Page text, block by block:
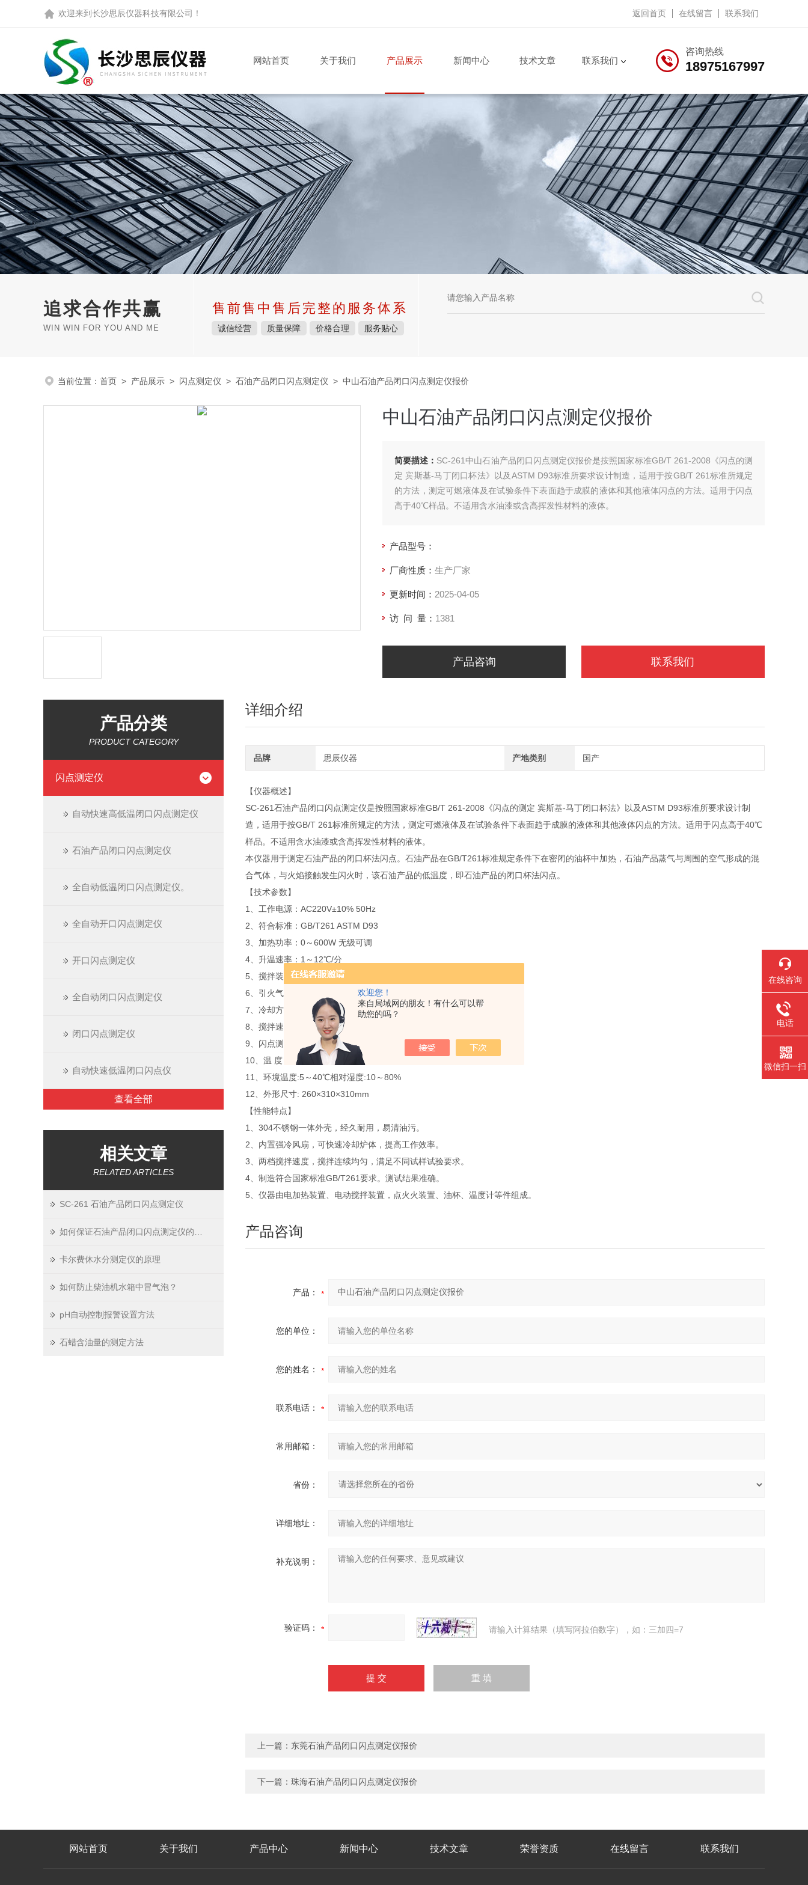
欢迎您！
来自局域网的朋友！有什么可以帮
助您的吗？
欢迎来到 长沙思辰仪器科技有限公司 ！ 返回首页 在线留言 联系我们
咨询热线
18975167997
网站首页 关于我们 产品展示 新闻中心 技术文章 联系我们
追求合作共赢
WIN WIN FOR YOU AND ME
售前售中售后完整的服务体系
诚信经营 质量保障 价格合理 服务贴心
当前位置： 首页 > 产品展示 > 闪点测定仪 > 石油产品闭口闪点测定仪 > 中山石油产品闭口闪点测定仪报价
中山石油产品闭口闪点测定仪报价
简要描述： SC-261中山石油产品闭口闪点测定仪报价是按照国家标准GB/T 261-2008《闪点的测
定 宾斯基-马丁闭口杯法》以及ASTM D93标准所要求设计制造，适用于按GB/T 261标准所规定
的方法，测定可燃液体及在试验条件下表面趋于成膜的液体和其他液体闪点的方法。适用于闪点
高于40℃样品。不适用含水油漆或含高挥发性材料的液体。
产品型号：
厂商性质： 生产厂家
更新时间： 2025-04-05
访 问 量： 1381
产品咨询 联系我们
产品分类
PRODUCT CATEGORY
闪点测定仪
自动快速高低温闭口闪点测定仪
石油产品闭口闪点测定仪
全自动低温闭口闪点测定仪。
全自动开口闪点测定仪
开口闪点测定仪
全自动闭口闪点测定仪
闭口闪点测定仪
自动快速低温闭口闪点仪
查看全部
相关文章
RELATED ARTICLES
SC-261 石油产品闭口闪点测定仪
卡尔费休水分测定仪的原理
如何防止柴油机水箱中冒气泡？
pH自动控制报警设置方法
石蜡含油量的测定方法
详细介绍
品牌 思辰仪器 产地类别 国产
【仪器概述】
SC-261石油产品闭口闪点测定仪是按照国家标准GB/T 261-2008《闪点的测定 宾斯基-马丁闭口杯法》以及ASTM D93标准所要求设计制
造，适用于按GB/T 261标准所规定的方法，测定可燃液体及在试验条件下表面趋于成膜的液体和其他液体闪点的方法。适用于闪点高于40℃
样品。不适用含水油漆或含高挥发性材料的液体。
本仪器用于测定石油产品的闭口杯法闪点。石油产品在GB/T261标准规定条件下在密闭的油杯中加热，石油产品蒸气与周围的空气形成的混
合气体，与火焰接触发生闪火时，该石油产品的低温度，即石油产品的闭口杯法闪点。
【技术参数】
1、工作电源：AC220V±10% 50Hz
2、符合标准：GB/T261 ASTM D93
3、加热功率：0～600W 无级可调
4、升温速率：1～12℃/分
5、搅拌装置：软轴联结电机搅拌
6、引火气源：民用可燃气
7、冷却方式：内置强冷风扇
8、搅拌速度：A：90～120转/分，B：250±10转/分
9、闪点测定器：符合SH/T0315技术条件
10、温 度 计：符合GB/T514技术条件
11、环境温度:5～40℃相对湿度:10～80%
12、外形尺寸: 260×310×310mm
【性能特点】
1、304不锈钢一体外壳，经久耐用，易清油污。
2、内置强冷风扇，可快速冷却炉体，提高工作效率。
3、两档搅拌速度，搅拌连续均匀，满足不同试样试验要求。
4、制造符合国家标准GB/T261要求。测试结果准确。
5、仪器由电加热装置、电动搅拌装置，点火火装置、油杯、温度计等件组成。
产品咨询
产品：
您的单位：
您的姓名：
联系电话：
常用邮箱：
省份：
详细地址：
补充说明：
验证码： 请输入计算结果（填写阿拉伯数字），如：三加四=7
上一篇： 东莞石油产品闭口闪点测定仪报价
下一篇： 珠海石油产品闭口闪点测定仪报价
网站首页 关于我们 产品中心 新闻中心 技术文章 荣誉资质 在线留言 联系我们
在线咨询
电话
微信扫一扫